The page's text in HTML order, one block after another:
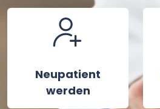
Neupatient
werden